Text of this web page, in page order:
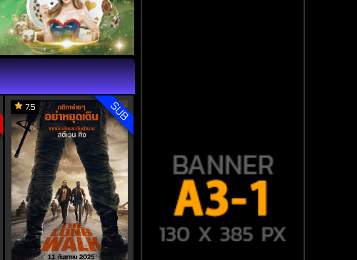
SUB
7.5